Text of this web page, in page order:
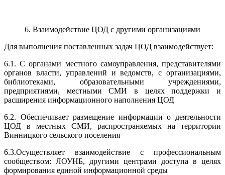
6. Взаимодействие ЦОД с другими организациями
Для выполнения поставленных задач ЦОД взаимодействует:
6.1. С органами местного самоуправления, представителями
органов власти, управлений и ведомств, с организациями,
библиотеками, образовательными учреждениями,
предприятиями, местными СМИ в целях поддержки и
расширения информационного наполнения ЦОД
6.2. Обеспечивает размещение информации о деятельности
ЦОД в местных СМИ, распространяемых на территории
Винницкого сельского поселения
6.3.Осуществляет взаимодействие с профессиональным
сообществом: ЛОУНБ, другими центрами доступа в целях
формирования единой информационной среды